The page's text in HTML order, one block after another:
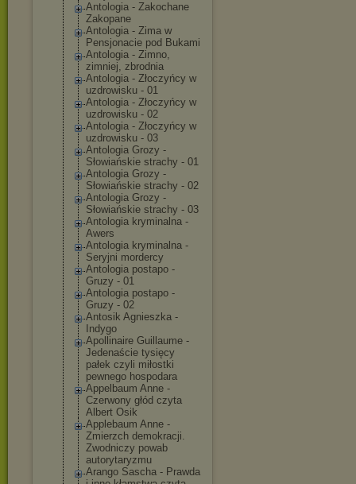
Antologia - Zakochane
Zakopane
Antologia - Zima w
Pensjonacie pod Bukami
Antologia - Zimno,
zimniej, zbrodnia
Antologia - Złoczyńcy w
uzdrowisku - 01
Antologia - Złoczyńcy w
uzdrowisku - 02
Antologia - Złoczyńcy w
uzdrowisku - 03
Antologia Grozy -
Słowiańskie strachy - 01
Antologia Grozy -
Słowiańskie strachy - 02
Antologia Grozy -
Słowiańskie strachy - 03
Antologia kryminalna -
Awers
Antologia kryminalna -
Seryjni mordercy
Antologia postapo -
Gruzy - 01
Antologia postapo -
Gruzy - 02
Antosik Agnieszka -
Indygo
Apollinaire Guillaume -
Jedenaście tysięcy
pałek czyli miłostki
pewnego hospodara
Appelbaum Anne -
Czerwony głód czyta
Albert Osik
Applebaum Anne -
Zmierzch demokracji.
Zwodniczy powab
autorytaryzmu
Arango Sascha - Prawda